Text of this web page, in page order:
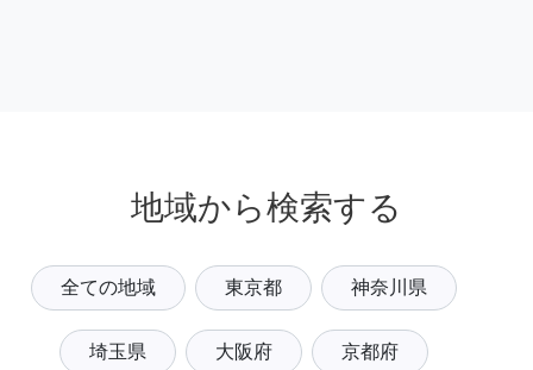
地域から検索する
全ての地域 東京都 神奈川県
埼玉県 大阪府 京都府